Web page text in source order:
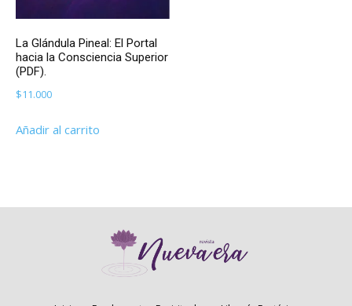
La Glándula Pineal: El Portal
hacia la Consciencia Superior
(PDF).
$11.000
Añadir al carrito